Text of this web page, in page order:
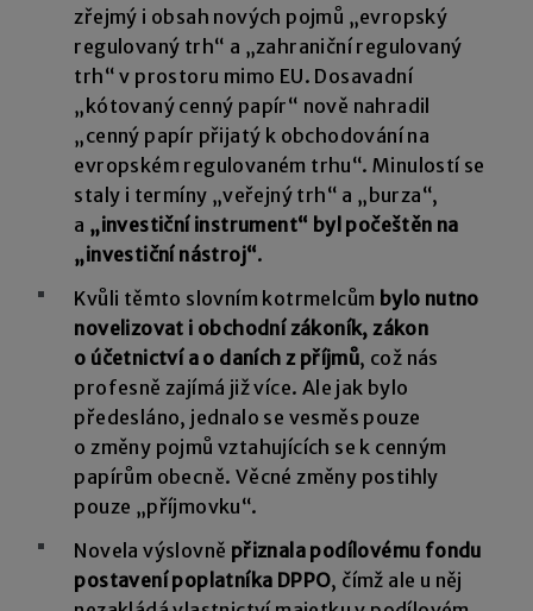
zřejmý i obsah nových pojmů „evropský
regulovaný trh“ a „zahraniční regulovaný
trh“ v prostoru mimo EU. Dosavadní
„kótovaný cenný papír“ nově nahradil
„cenný papír přijatý k obchodování na
evropském regulovaném trhu“. Minulostí se
staly i termíny „veřejný trh“ a „burza“,
a „investiční instrument“ byl počeštěn na
„investiční nástroj“.
Kvůli těmto slovním kotrmelcům bylo nutno
novelizovat i obchodní zákoník, zákon
o účetnictví a o daních z příjmů, což nás
profesně zajímá již více. Ale jak bylo
předesláno, jednalo se vesměs pouze
o změny pojmů vztahujících se k cenným
papírům obecně. Věcné změny postihly
pouze „příjmovku“.
Novela výslovně přiznala podílovému fondu
postavení poplatníka DPPO, čímž ale u něj